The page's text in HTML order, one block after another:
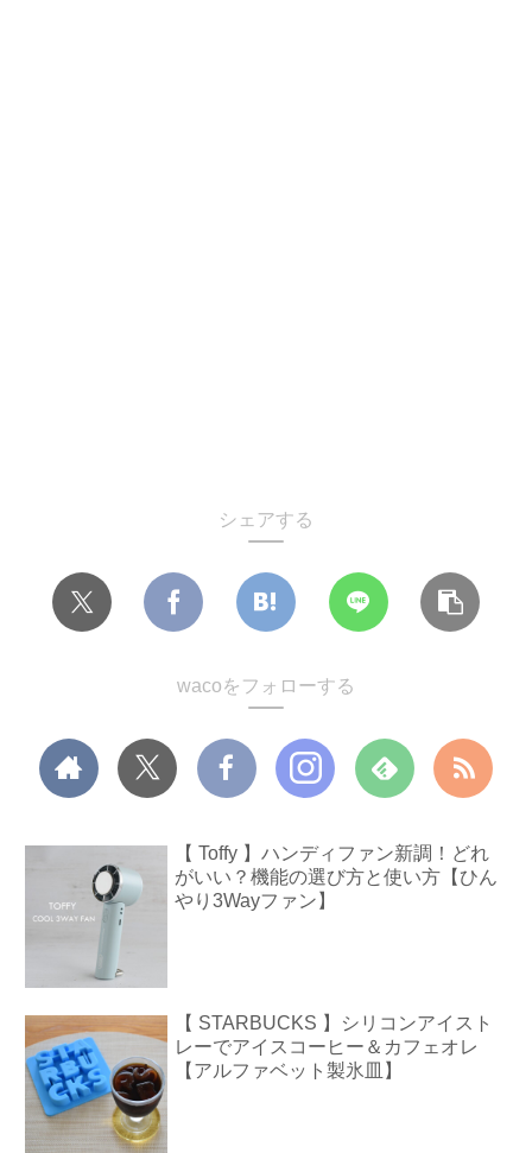
シェアする
wacoをフォローする
【 Toffy 】ハンディファン新調！どれ
がいい？機能の選び方と使い方【ひん
やり3Wayファン】
【 STARBUCKS 】シリコンアイスト
レーでアイスコーヒー＆カフェオレ
【アルファベット製氷皿】